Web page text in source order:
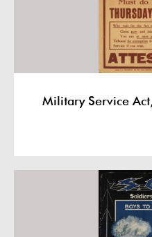
Military Service